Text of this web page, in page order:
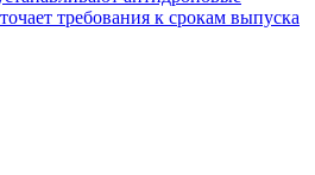
требования к срокам выпуска